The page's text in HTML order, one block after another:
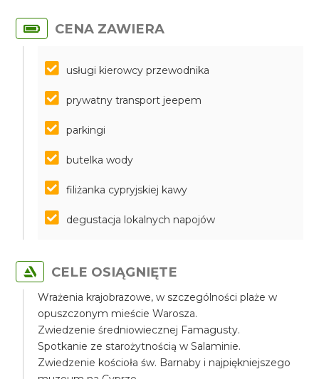
CENA ZAWIERA
usługi kierowcy przewodnika
prywatny transport jeepem
parkingi
butelka wody
filiżanka cypryjskiej kawy
degustacja lokalnych napojów
CELE OSIĄGNIĘTE
Wrażenia krajobrazowe, w szczególności plaże w
opuszczonym mieście Warosza.
Zwiedzenie średniowiecznej Famagusty.
Spotkanie ze starożytnością w Salaminie.
Zwiedzenie kościoła św. Barnaby i najpiękniejszego